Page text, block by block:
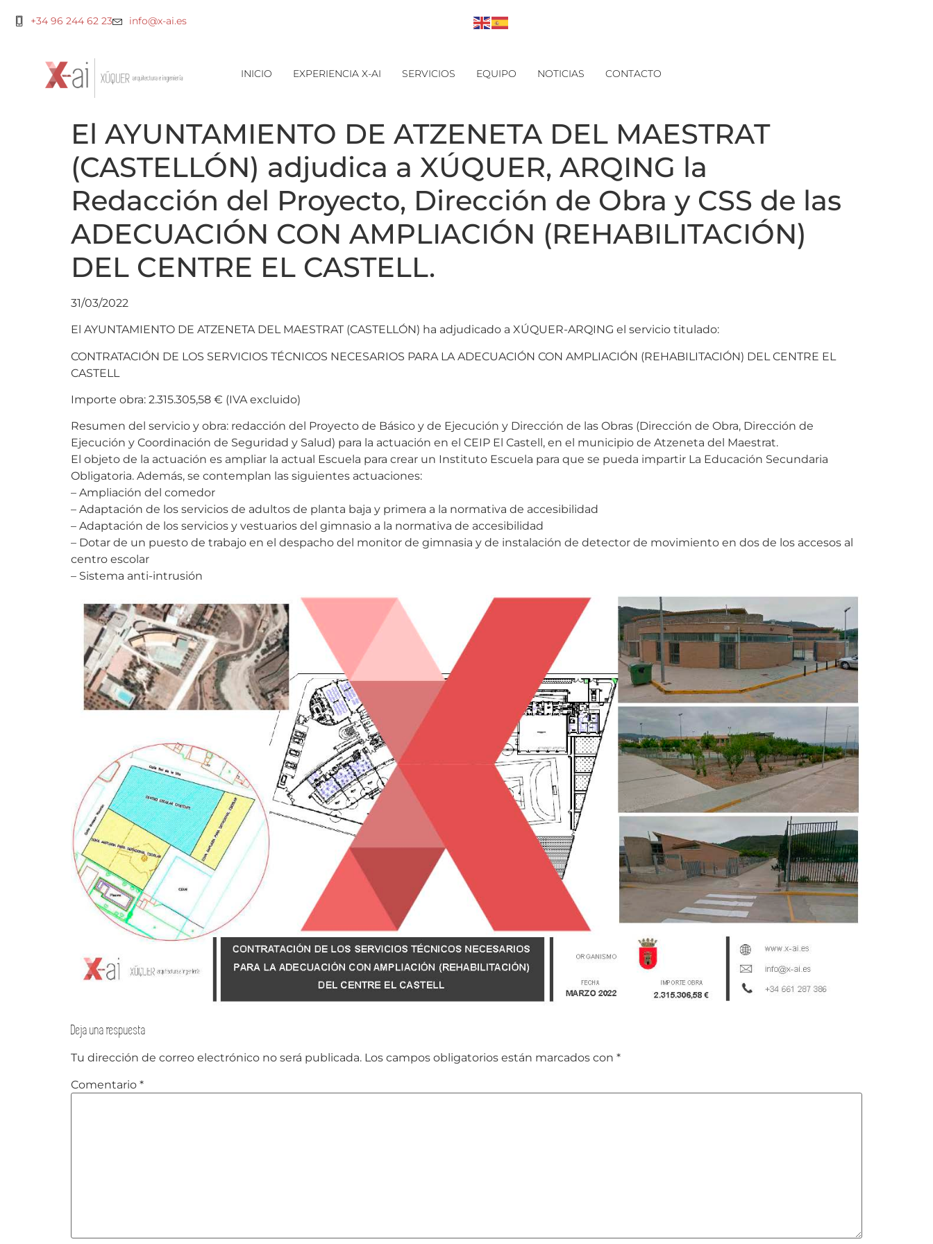
+34 96 244 62 23 info@x-ai.es
INICIO EXPERIENCIA X-AI SERVICIOS EQUIPO NOTICIAS CONTACTO
El AYUNTAMIENTO DE ATZENETA DEL MAESTRAT
(CASTELLÓN) adjudica a XÚQUER, ARQING la
Redacción del Proyecto, Dirección de Obra y CSS de las
ADECUACIÓN CON AMPLIACIÓN (REHABILITACIÓN)
DEL CENTRE EL CASTELL.
31/03/2022
El AYUNTAMIENTO DE ATZENETA DEL MAESTRAT (CASTELLÓN) ha adjudicado a XÚQUER-ARQING el servicio titulado:
CONTRATACIÓN DE LOS SERVICIOS TÉCNICOS NECESARIOS PARA LA ADECUACIÓN CON AMPLIACIÓN (REHABILITACIÓN) DEL CENTRE EL
CASTELL
Importe obra: 2.315.305,58 € (IVA excluido)
Resumen del servicio y obra: redacción del Proyecto de Básico y de Ejecución y Dirección de las Obras (Dirección de Obra, Dirección de
Ejecución y Coordinación de Seguridad y Salud) para la actuación en el CEIP El Castell, en el municipio de Atzeneta del Maestrat.
El objeto de la actuación es ampliar la actual Escuela para crear un Instituto Escuela para que se pueda impartir La Educación Secundaria
Obligatoria. Además, se contemplan las siguientes actuaciones:
– Ampliación del comedor
– Adaptación de los servicios de adultos de planta baja y primera a la normativa de accesibilidad
– Adaptación de los servicios y vestuarios del gimnasio a la normativa de accesibilidad
– Dotar de un puesto de trabajo en el despacho del monitor de gimnasia y de instalación de detector de movimiento en dos de los accesos al
centro escolar
– Sistema anti-intrusión
Deja una respuesta
Tu dirección de correo electrónico no será publicada. Los campos obligatorios están marcados con *
Comentario *